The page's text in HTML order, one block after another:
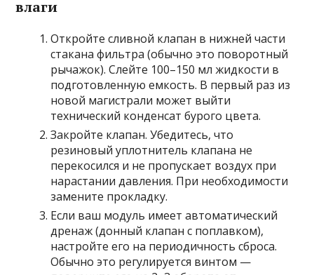
влаги
Откройте сливной клапан в нижней части
стакана фильтра (обычно это поворотный
рычажок). Слейте 100–150 мл жидкости в
подготовленную емкость. В первый раз из
новой магистрали может выйти
технический конденсат бурого цвета.
Закройте клапан. Убедитесь, что
резиновый уплотнитель клапана не
перекосился и не пропускает воздух при
нарастании давления. При необходимости
замените прокладку.
Если ваш модуль имеет автоматический
дренаж (донный клапан с поплавком),
настройте его на периодичность сброса.
Обычно это регулируется винтом —